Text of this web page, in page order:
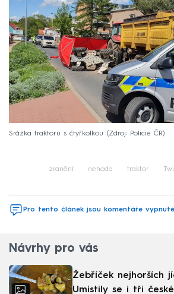
Srážka traktoru s čtyřkolkou Zdroj: Policie ČR
zranění nehoda traktor
Pro tento článek jsou komentáře vypnuté
Návrhy pro vás
Žebříček nejhorších
Umístily se i tři